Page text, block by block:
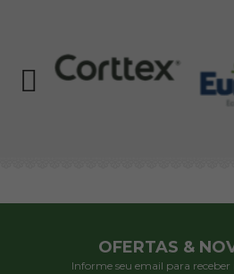
OFERTAS &
Informe seu email para receber